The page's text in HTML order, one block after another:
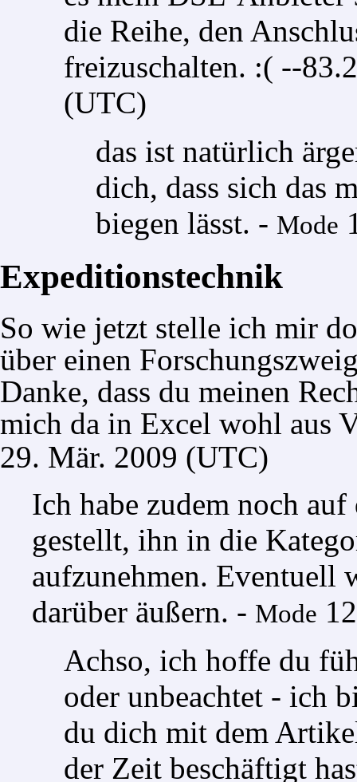
die Reihe, den
freizuschalten. :( --
(UTC)
das ist natürlich
dich, dass sich das
biegen lässt. - Mode
Expeditionstechnik
So wie jetzt stelle ich mir
über einen
Danke, dass du meinen
mich da in Excel wohl aus
29. Mär. 2009 (UTC)
Ich habe zudem noch auf
gestellt, ihn in die
aufzunehmen. Eventuell
darüber äußern. - Mode
Achso, ich hoffe du
oder unbeachtet - ich
du dich mit dem
der Zeit beschäftigt